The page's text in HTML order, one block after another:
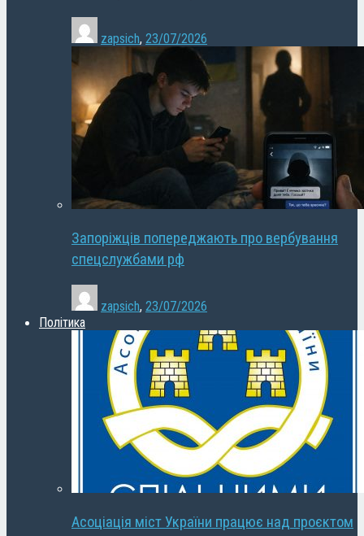
zapsich, 23/07/2026
Запоріжців попереджають про вербування
спецслужбами рф
zapsich, 23/07/2026
Політика
Асоціація міст України працює над проєктом